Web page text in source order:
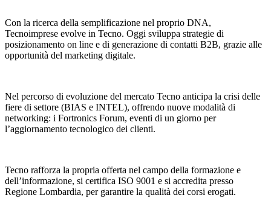
Con la ricerca della semplificazione nel proprio DNA,
Tecnoimprese evolve in Tecno. Oggi sviluppa strategie di
posizionamento on line e di generazione di contatti B2B, grazie alle
opportunità del marketing digitale.
Nel percorso di evoluzione del mercato Tecno anticipa la crisi delle
fiere di settore (BIAS e INTEL), offrendo nuove modalità di
networking: i Fortronics Forum, eventi di un giorno per
l’aggiornamento tecnologico dei clienti.
Tecno rafforza la propria offerta nel campo della formazione e
dell’informazione, si certifica ISO 9001 e si accredita presso
Regione Lombardia, per garantire la qualità dei corsi erogati.